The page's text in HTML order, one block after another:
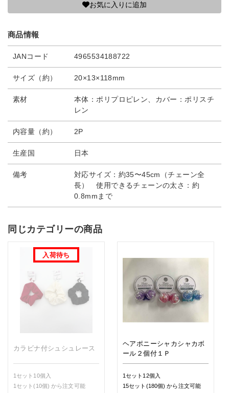
お気に入りに追加
商品情報
JANコード 4965534188722
サイズ（約） 20×13×118mm
素材
本体：ポリプロピレン、カバー：ポリスチ
レン
内容量（約） 2P
生産国 日本
備考
対応サイズ：約35〜45cm（チェーン全
長） 使用できるチェーンの太さ：約
0.8mmまで
同じカテゴリーの商品
カラビナ付シュシュレース
1セット10個入
1セット(10個)から注文可能
ヘアポニーシャカシャカボ
ール２個付１Ｐ
1セット12個入
15セット(180個)から注文可能